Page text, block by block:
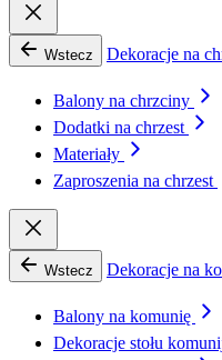
Wstecz Dekoracje na
Balony na chrzciny
Dodatki na chrzest
Materiały
Zaproszenia na chrzest
Wstecz Dekoracje na
Balony na komunię
Dekoracje stołu